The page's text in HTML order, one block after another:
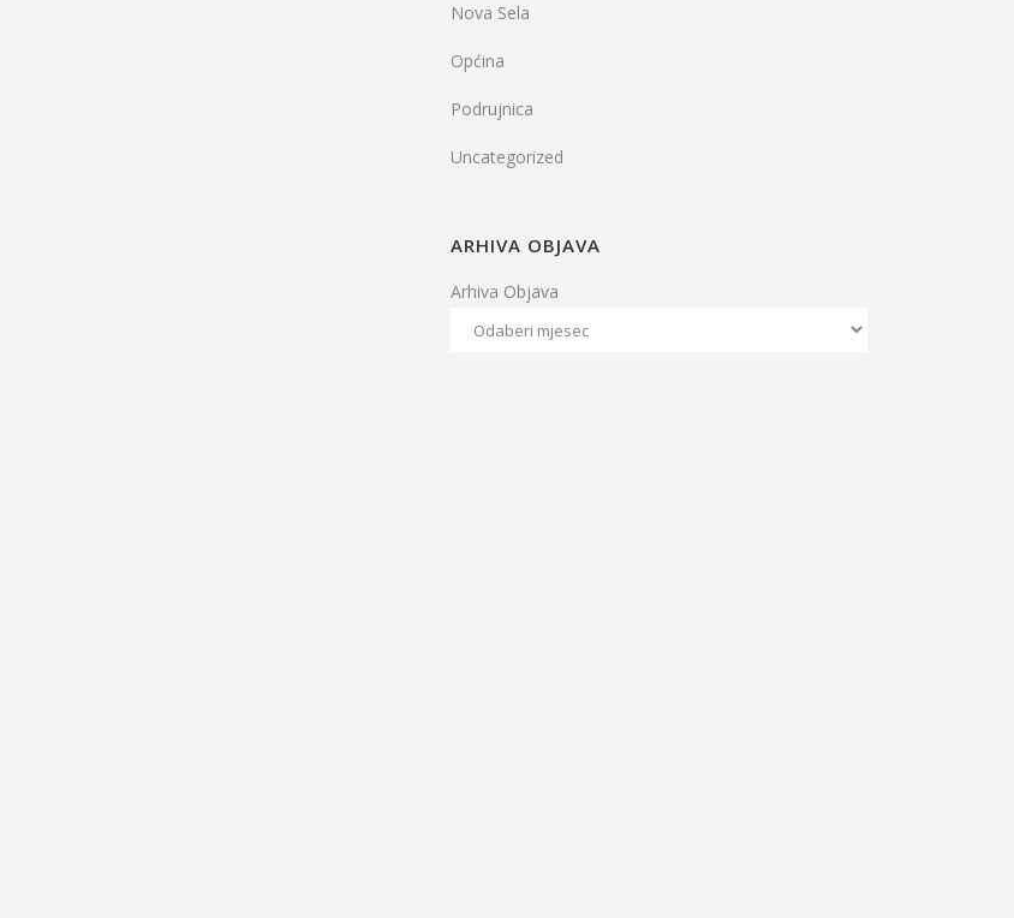
Nova Sela
Općina
Podrujnica
Uncategorized
ARHIVA OBJAVA
Arhiva Objava